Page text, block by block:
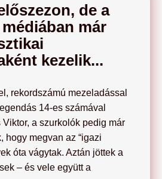
de a
már
kezelik...
rekordszámú mezeladással
14-es számával
a szurkolók pedig már
hogy megvan az “igazi
óta vágytak. Aztán jöttek a
– és vele együtt a